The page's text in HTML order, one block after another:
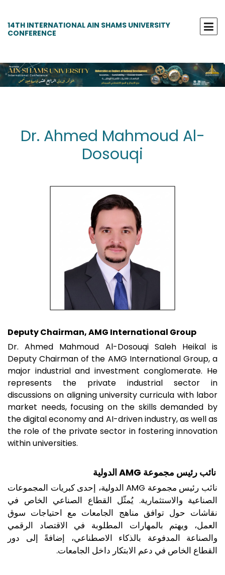
14TH INTERNATIONAL AIN SHAMS UNIVERSITY
CONFERENCE
Dr. Ahmed Mahmoud Al-
Dosouqi
Deputy Chairman, AMG International Group
Dr. Ahmed Mahmoud Al-Dosouqi Saleh Heikal is
Deputy Chairman of the AMG International Group, a
major industrial and investment conglomerate. He
represents the private industrial sector in
discussions on aligning university curricula with labor
market needs, focusing on the skills demanded by
the digital economy and AI-driven industry, as well as
the role of the private sector in fostering innovation
within universities.
نائب رئيس مجموعة AMG الدولية
نائب رئيس مجموعة
الدولية، إحدى كبريات المجموعات
الصناعية والاستثمارية. يُمثّل القطاع الصناعي الخاص في
نقاشات حول توافق مناهج الجامعات مع احتياجات سوق
العمل، ويهتم بالمهارات المطلوبة في الاقتصاد الرقمي
والصناعة المدفوعة بالذكاء الاصطناعي، إضافةً إلى دور
القطاع الخاص في دعم الابتكار داخل الجامعات.